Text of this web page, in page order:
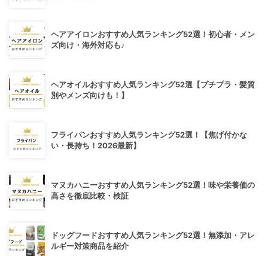
ヘアアイロンおすすめ人気ランキング52選！初心者・メン
ズ向け・海外対応も♪
ヘアオイルおすすめ人気ランキング52選【プチプラ・髪質
別やメンズ向けも！】
フライパンおすすめ人気ランキング52選！【焦げ付かな
い・長持ち！2026最新】
マヌカハニーおすすめ人気ランキング52選！味や栄養価の
高さを徹底比較・検証
ドッグフードおすすめ人気ランキング52選！無添加・アレ
ルギー対策商品を紹介